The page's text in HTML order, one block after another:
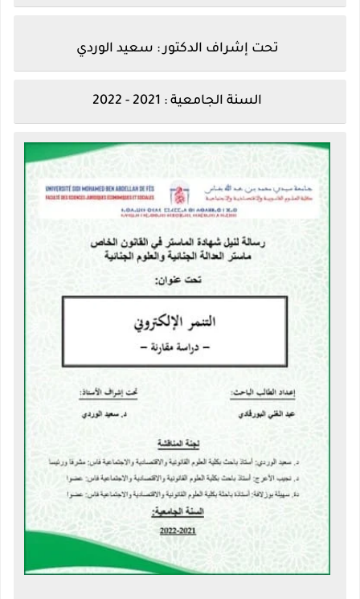
تحت إشراف الدكتور : سعيد الوردي
السنة الجامعية : 2021 - 2022